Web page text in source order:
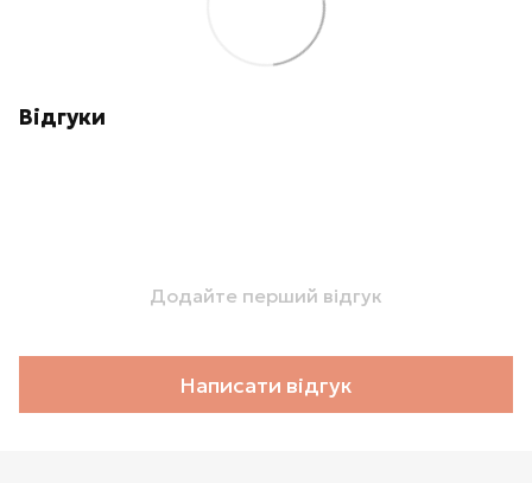
Відгуки
Додайте перший відгук
Написати відгук